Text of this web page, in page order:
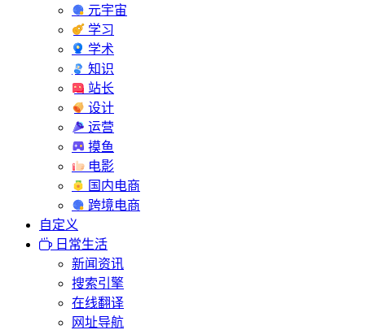
元宇宙
学习
学术
知识
站长
设计
运营
摸鱼
电影
国内电商
跨境电商
自定义
日常生活
新闻资讯
搜索引擎
在线翻译
网址导航